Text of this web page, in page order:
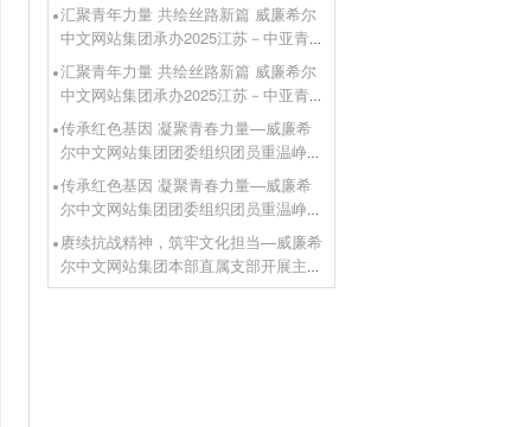
汇聚青年力量 共绘丝路新篇 威廉希尔
中文网站集团承办2025江苏－中亚青
年首届联谊会
汇聚青年力量 共绘丝路新篇 威廉希尔
中文网站集团承办2025江苏－中亚青
年首届联谊会
传承红色基因 凝聚青春力量—威廉希
尔中文网站集团团委组织团员重温峥嵘
岁月
传承红色基因 凝聚青春力量—威廉希
尔中文网站集团团委组织团员重温峥嵘
岁月
赓续抗战精神，筑牢文化担当—威廉希
尔中文网站集团本部直属支部开展主题
党日活动